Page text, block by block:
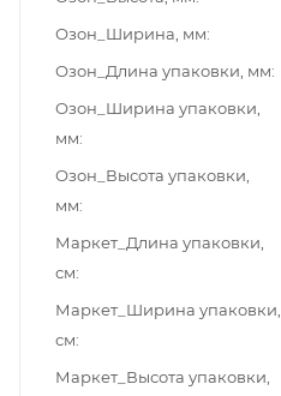
Озон_Ширина, мм
Озон_Длина упаковки, мм
Озон_Ширина упаковки,
мм
Озон_Высота упаковки,
мм
Маркет_Длина упаковки,
см
Маркет_Ширина упаковки,
см
Маркет_Высота упаковки,